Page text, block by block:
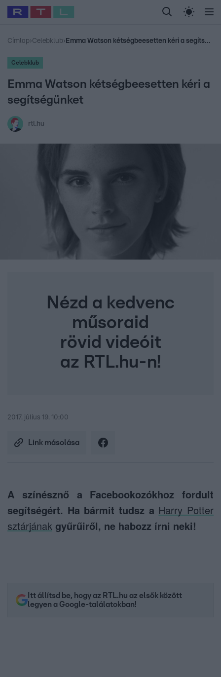
Legfrissebb RTL Híradó Randi Celeb vagyok,
Babits Marcella Most Wanted Gallusz
Címlap›Celebklub› Emma Watson kétségbeesetten kéri a segítségünket
Celebklub
Emma Watson kétségbeesetten kéri a
segítségünket
rtl.hu
Nézd a kedvenc
műsoraid
rövid videóit
az RTL.hu-n!
2017. július 19. 10:00
Link másolása
A színésznő a Facebookozókhoz fordult
segítségért. Ha bármit tudsz a Harry Potter
sztárjának gyűrűiről, ne habozz írni neki!
Itt állítsd be, hogy az RTL.hu az elsők között
legyen a Google-találatokban!